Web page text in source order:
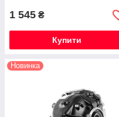
1 545 ₴
Купити
Новинка